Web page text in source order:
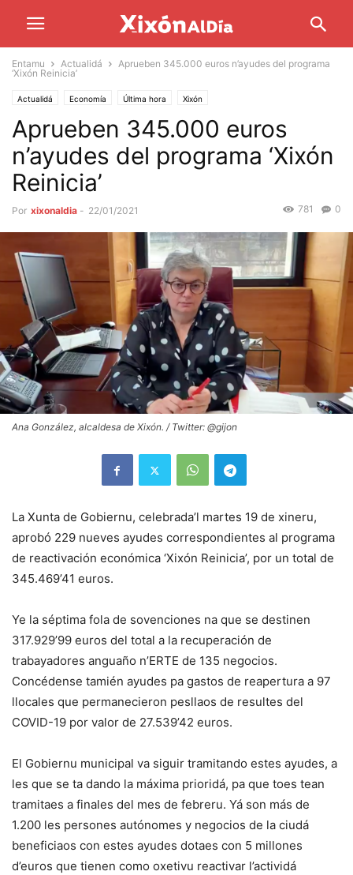
Entamu Actualidá
Aprueben 345.000 euros n’ayudes del programa
‘Xixón Reinicia’
Actualidá Economía Última hora Xixón
Aprueben 345.000 euros
n’ayudes del programa ‘Xixón
Reinicia’
Por xixonaldia - 22/01/2021 0
781
Ana González, alcaldesa de Xixón. / Twitter: @gijon
La Xunta de Gobiernu, celebrada’l martes 19 de xineru,
aprobó 229 nueves ayudes correspondientes al programa
de reactivación económica ‘Xixón Reinicia’, por un total de
345.469’41 euros.
Ye la séptima fola de sovenciones na que se destinen
317.929’99 euros del total a la recuperación de
trabayadores anguaño n’ERTE de 135 negocios.
Concédense tamién ayudes pa gastos de reapertura a 97
llocales que permanecieron pesllaos de resultes del
COVID-19 por valor de 27.539’42 euros.
El Gobiernu municipal va siguir tramitando estes ayudes, a
les que se ta dando la máxima prioridá, pa que toes tean
tramitaes a finales del mes de febreru. Yá son más de
1.200 les persones autónomes y negocios de la ciudá
beneficiaos con estes ayudes dotaes con 5 millones
d’euros que tienen como oxetivu reactivar l’actividá